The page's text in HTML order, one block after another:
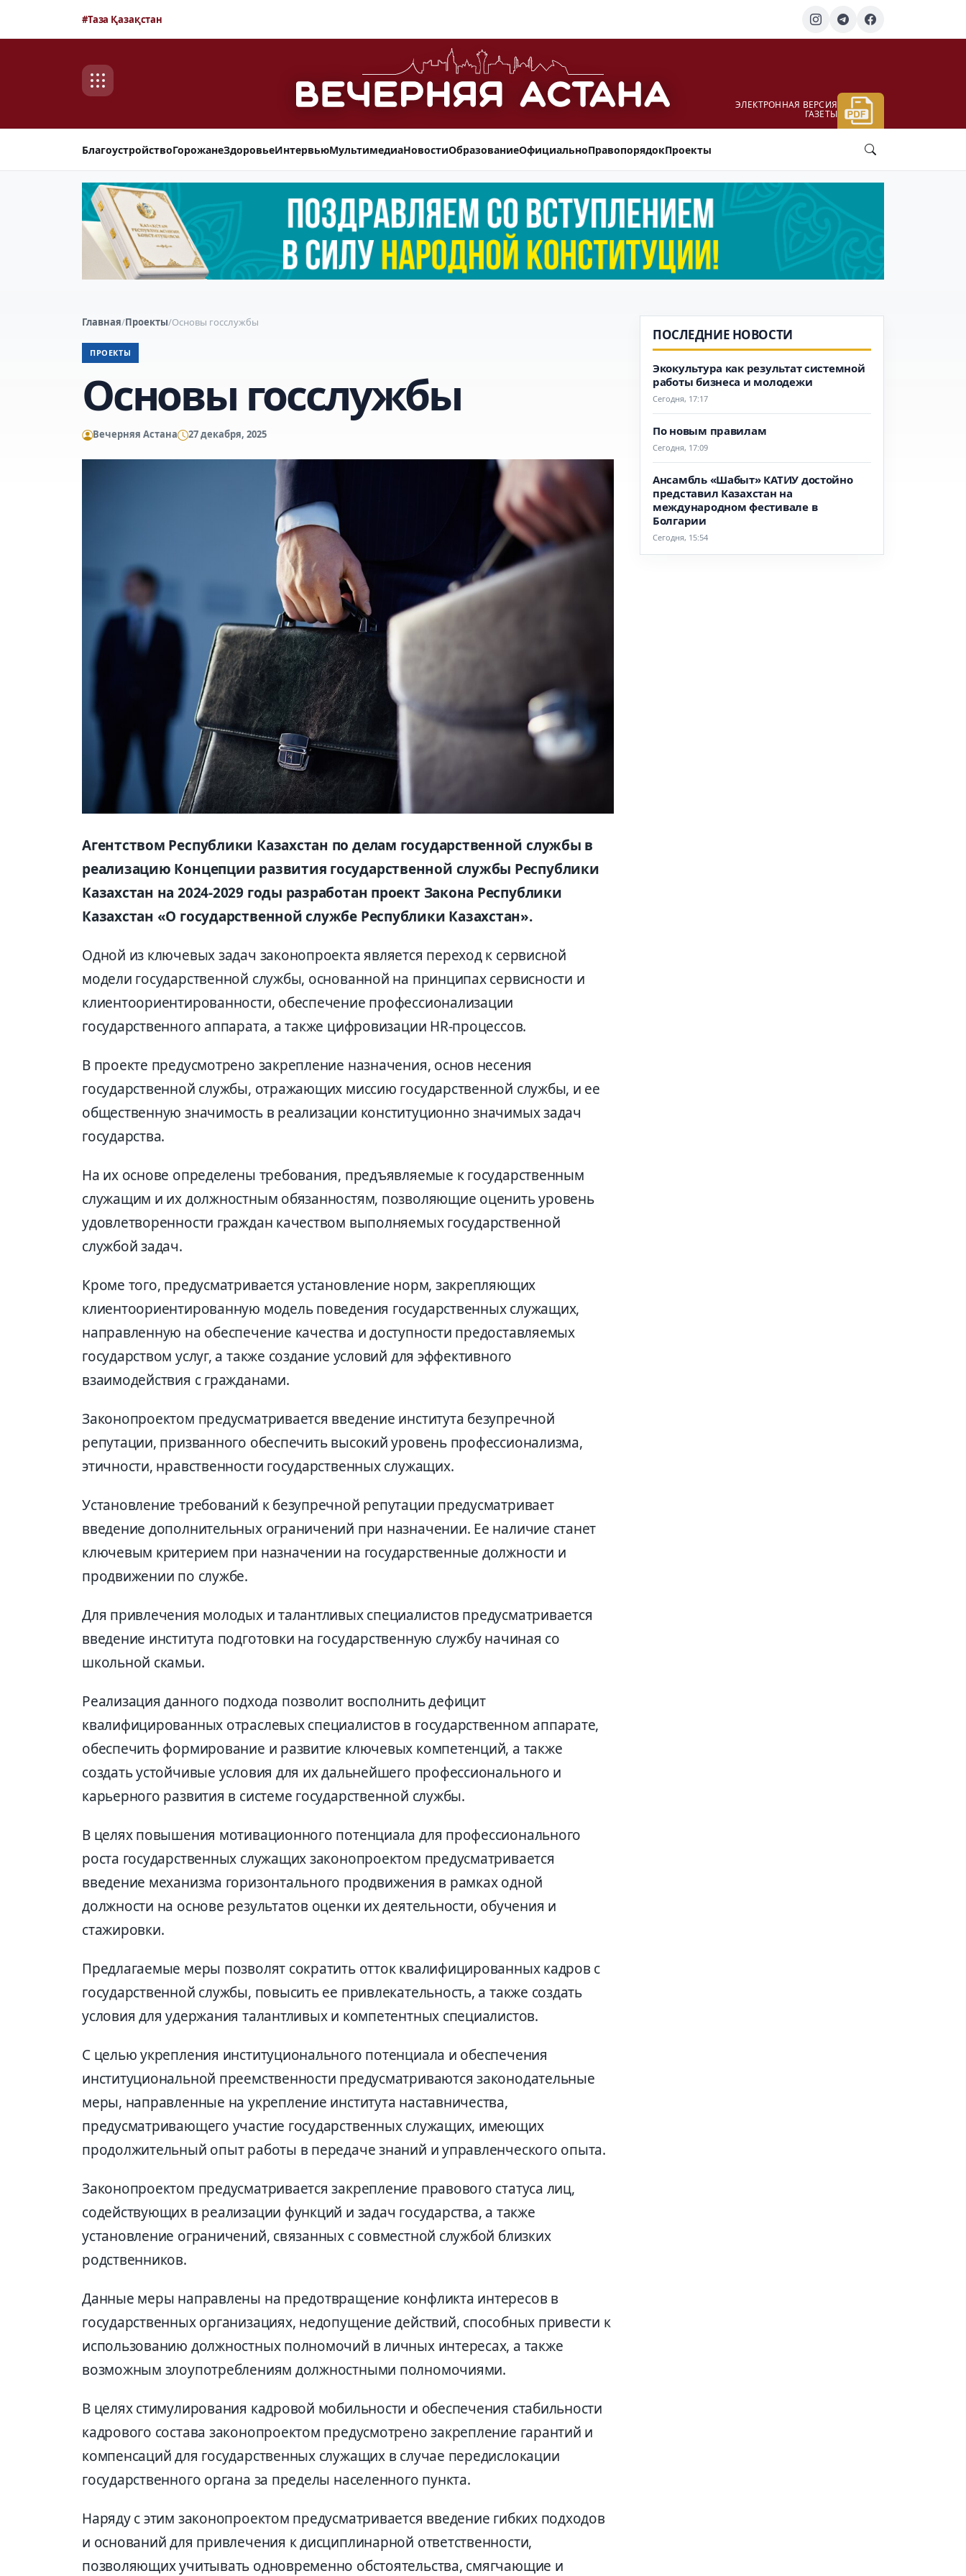
#Таза Қазақстан
ЭЛЕКТРОННАЯ ВЕРСИЯ
ГАЗЕТЫ
БлагоустройствоГорожанеЗдоровьеИнтервьюМультимедиаНовостиОбразованиеОфициальноПравопорядокПроекты
Главная/Проекты/Основы госслужбы
ПРОЕКТЫ
Основы госслужбы
Вечерняя Астана 27 декабря, 2025
Агентством Республики Казахстан по делам государственной службы в
реализацию Концепции развития государственной службы Республики
Казахстан на 2024-2029 годы разработан проект Закона Республики
Казахстан «О государственной службе Республики Казахстан».
Одной из ключевых задач законопроекта является переход к сервисной
модели государственной службы, основанной на принципах сервисности и
клиентоориентированности, обеспечение профессионализации
государственного аппарата, а также цифровизации HR-процессов.
В проекте предусмотрено закрепление назначения, основ несения
государственной службы, отражающих миссию государственной службы, и ее
общественную значимость в реализации конституционно значимых задач
государства.
На их основе определены требования, предъявляемые к государственным
служащим и их должностным обязанностям, позволяющие оценить уровень
удовлетворенности граждан качеством выполняемых государственной
службой задач.
Кроме того, предусматривается установление норм, закрепляющих
клиентоориентированную модель поведения государственных служащих,
направленную на обеспечение качества и доступности предоставляемых
государством услуг, а также создание условий для эффективного
взаимодействия с гражданами.
Законопроектом предусматривается введение института безупречной
репутации, призванного обеспечить высокий уровень профессионализма,
этичности, нравственности государственных служащих.
Установление требований к безупречной репутации предусматривает
введение дополнительных ограничений при назначении. Ее наличие станет
ключевым критерием при назначении на государственные должности и
продвижении по службе.
Для привлечения молодых и талантливых специалистов предусматривается
введение института подготовки на государственную службу начиная со
школьной скамьи.
Реализация данного подхода позволит восполнить дефицит
квалифицированных отраслевых специалистов в государственном аппарате,
обеспечить формирование и развитие ключевых компетенций, а также
создать устойчивые условия для их дальнейшего профессионального и
карьерного развития в системе государственной службы.
В целях повышения мотивационного потенциала для профессионального
роста государственных служащих законопроектом предусматривается
введение механизма горизонтального продвижения в рамках одной
должности на основе результатов оценки их деятельности, обучения и
стажировки.
Предлагаемые меры позволят сократить отток квалифицированных кадров с
государственной службы, повысить ее привлекательность, а также создать
условия для удержания талантливых и компетентных специалистов.
С целью укрепления институционального потенциала и обеспечения
институциональной преемственности предусматриваются законодательные
меры, направленные на укрепление института наставничества,
предусматривающего участие государственных служащих, имеющих
продолжительный опыт работы в передаче знаний и управленческого опыта.
Законопроектом предусматривается закрепление правового статуса лиц,
содействующих в реализации функций и задач государства, а также
установление ограничений, связанных с сов­местной службой близких
родственников.
Данные меры направлены на предотвращение конфликта интересов в
государственных организациях, недопущение действий, способных привести к
использованию должностных полномочий в личных интересах, а также
возможным злоупотреблениям должностными полномочиями.
В целях стимулирования кадровой мобильности и обеспечения стабильности
кадрового состава законопроектом предусмотрено закрепление гарантий и
компенсаций для государственных служащих в случае передислокации
государственного органа за пределы населенного пункта.
Наряду с этим законопроектом предусматривается введение гибких подходов
и оснований для привлечения к дисциплинарной ответственности,
позволяющих учитывать одновременно обстоятельства, смягчающие и
ПОСЛЕДНИЕ НОВОСТИ
Экокультура как результат системной
работы бизнеса и молодежи
Сегодня, 17:17
По новым правилам
Сегодня, 17:09
Ансамбль «Шабыт» КАТИУ достойно
представил Казахстан на
международном фестивале в
Болгарии
Сегодня, 15:54